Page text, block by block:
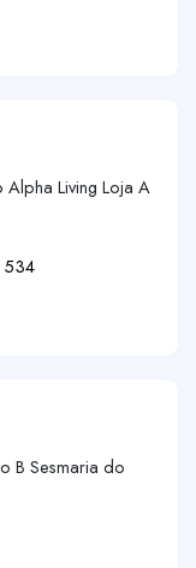
Living Loja A
534
B Sesmaria do